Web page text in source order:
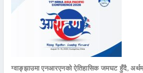
ग्वाङ्झाउमा एनआरएनको ऐतिहासिक जमघट हुँदै,